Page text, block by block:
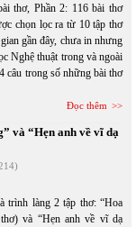
thơ, Phần 2: 116 bài thơ
chọn lọc ra từ 10 tập thơ
gần đây, chưa in nhưng
Nghệ thuật trong và ngoài
câu trong số những bài thơ
Đọc thêm
và “Hẹn anh về vĩ dạ
trình làng 2 tập thơ: “Hoa
và “Hẹn anh về vĩ dạ